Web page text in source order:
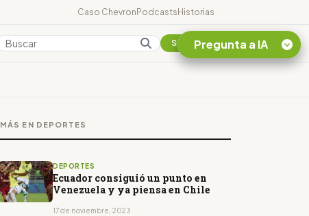
Caso ChevronPodcastsHistorias
Colombia Suscribirse
MÁS EN DEPORTES
DEPORTES
Ecuador consiguió un punto en
Venezuela y ya piensa en Chile
17 de noviembre, 2023
Pregunta a IA
¿En que consiste la